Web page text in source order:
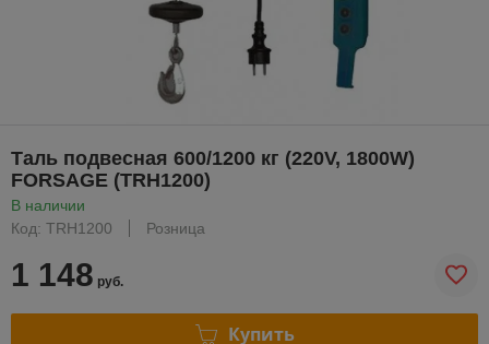
Таль подвесная 600/1200 кг (220V, 1800W)
FORSAGE (TRH1200)
В наличии
Код: TRH1200
Розница
1 148 руб.
Купить